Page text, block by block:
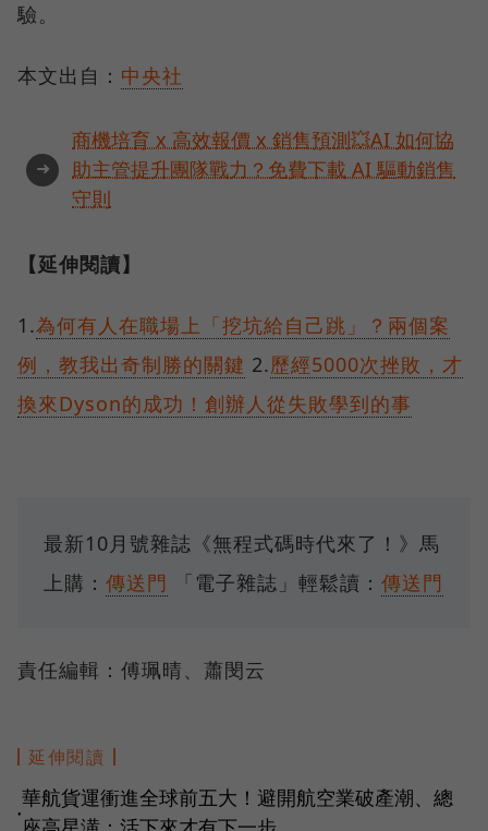
驗。
本文出自： 中央社
➜
商機培育 x 高效報價 x 銷售預測💥AI 如何協
助主管提升團隊戰力？免費下載 AI 驅動銷售
守則
【延伸閱讀】
1.為何有人在職場上「挖坑給自己跳」？兩個案
例，教我出奇制勝的關鍵 2.歷經5000次挫敗，才
換來Dyson的成功！創辦人從失敗學到的事
最新10月號雜誌《無程式碼時代來了！》馬
上購： 傳送門 「電子雜誌」輕鬆讀： 傳送門
責任編輯：傅珮晴、蕭閔云
延伸閱讀
●
華航貨運衝進全球前五大！避開航空業破產潮、總